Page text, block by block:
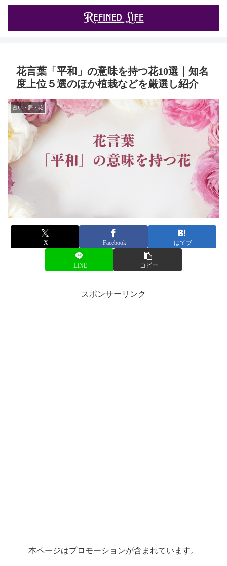
花言葉「平和」の意味を持つ花10選｜知名
度上位５選のほか植栽などを厳選し紹介
占い・夢・花
X Facebook はてブ
LINE コピー
スポンサーリンク
本ページはプロモーションが含まれています。